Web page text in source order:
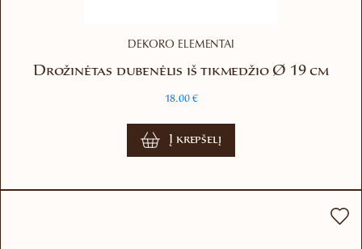
DEKORO ELEMENTAI
Drožinėtas dubenėlis iš tikmedžio Ø 19 cm
18.00 €
Į krepšelį